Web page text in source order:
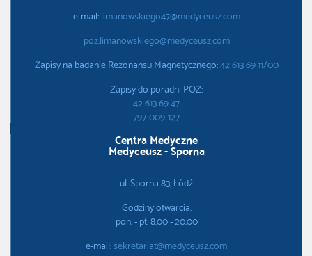
e-mail:limanowskiego47@medyceusz.com
poz.limanowskiego@medyceusz.com
Zapisy na badanie Rezonansu Magnetycznego:42 613 69 11/00
Zapisy do poradni POZ:
42 613 69 47
797-009-127
Centra Medyczne
Medyceusz - Sporna
ul. Sporna 83, Łódź
Godziny otwarcia:
pon. - pt. 8:00 - 20:00
e-mail:sekretariat@medyceusz.com